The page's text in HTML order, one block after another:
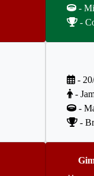
-
-
-
-
-
-